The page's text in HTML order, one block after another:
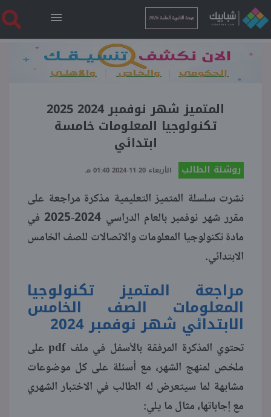
نتيجة الثانوية العامة 2026
الرئيسية
نتيجة الثانوية العامة 2026
أخبار ساخنة
بوابة الطلبة
منوعات
المتميز شهر نوفمبر 2024 2025
تكنولوجيا المعلومات خامسة
ابتدائي
روشتة الطالب الأربعاء 20-11-2024 01:40 مـ
نشرت سلسلة المتميز التعليمية مذكرة مراجعة على
مقرر شهر نوفمبر بالعام الدراسي 2024-2025 في
مادة تكنولوجيا المعلومات والاتصالات للصف الخامس
الابتدائي.
مراجعة المتميز تكنولوجيا
المعلومات الصف الخامس
الابتدائي شهر نوفمبر 2024
تحتوي المذكرة المرفقة بالأسفل في ملفpdfعلى
ملخص لمنهج الشهر، مع أسئلة على كل موضوعات
مشابهة لما سيتعرض له الطالب في الاختبار الشهري
مع إجاباتها، مثال ما يلي: